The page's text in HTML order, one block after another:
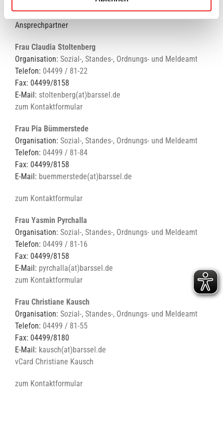
Ansprechpartner
Frau Claudia Stoltenberg
Organisation: Sozial-, Standes-, Ordnungs- und Meldeamt
Telefon: 04499 / 81-22
Fax: 04499/8158
E-Mail: stoltenberg(at)barssel.de
zum Kontaktformular
Frau Pia Bümmerstede
Organisation: Sozial-, Standes-, Ordnungs- und Meldeamt
Telefon: 04499 / 81-84
Fax: 04499/8158
E-Mail: buemmerstede(at)barssel.de
zum Kontaktformular
Frau Yasmin Pyrchalla
Organisation: Sozial-, Standes-, Ordnungs- und Meldeamt
Telefon: 04499 / 81-16
Fax: 04499/8158
E-Mail: pyrchalla(at)barssel.de
zum Kontaktformular
Frau Christiane Kausch
Organisation: Sozial-, Standes-, Ordnungs- und Meldeamt
Telefon: 04499 / 81-55
Fax: 04499/8180
E-Mail: kausch(at)barssel.de
vCard Christiane Kausch
zum Kontaktformular